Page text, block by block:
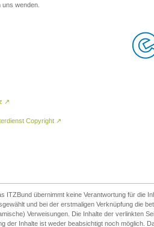
uns wenden.
↗
Copyright ↗
ITZBund übernimmt keine Verantwortung für die
und bei der erstmaligen Verknüpfung die
Verweisungen. Die Inhalte der verlinkten
der Inhalte ist weder beabsichtigt noch möglich.